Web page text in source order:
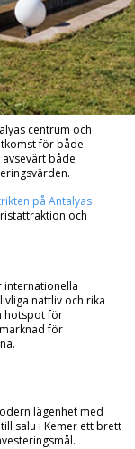
centrum och
för både
både
på Antalyas
och
internationella
nattliv och rika
hotspot för
för
lägenhet med
salu i Kemer ett brett